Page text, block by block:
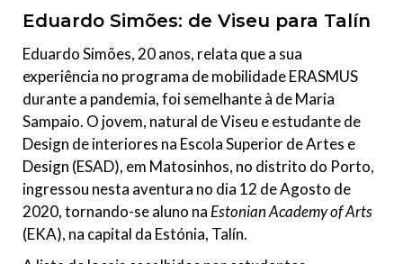
Eduardo Simões: de Viseu para Talín
Eduardo Simões, 20 anos, relata que a sua
experiência no programa de mobilidade ERASMUS
durante a pandemia, foi semelhante à de Maria
Sampaio. O jovem, natural de Viseu e estudante de
Design de interiores na Escola Superior de Artes e
Design (ESAD), em Matosinhos, no distrito do Porto,
ingressou nesta aventura no dia 12 de Agosto de
2020, tornando-se aluno na Estonian Academy of Arts
(EKA), na capital da Estónia, Talín.